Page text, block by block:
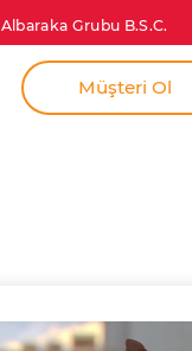
Albaraka Grubu B.S.C.
AramaMüşteri Ol